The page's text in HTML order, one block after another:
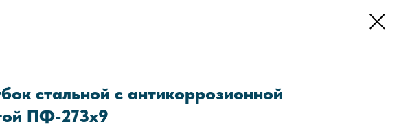
стальной с антикоррозионной
ПФ-273x9